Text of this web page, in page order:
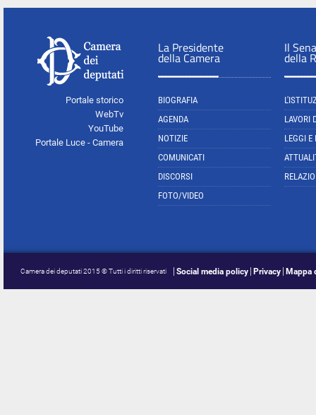
Portale storico
WebTv
YouTube
Portale Luce - Camera
La Presidente
della Camera
BIOGRAFIA
AGENDA
NOTIZIE
COMUNICATI
DISCORSI
FOTO/VIDEO
Il
della
LAVORI
LEGGI E
Camera dei deputati 2015 © Tutti i diritti riservati Social media policy Privacy Mappa